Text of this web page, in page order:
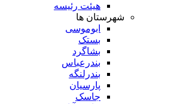
هیئت رئیسه
شهرستان ها
ابوموسی
بستک
بشاگرد
بندرعباس
بندرلنگه
پارسیان
جاسک